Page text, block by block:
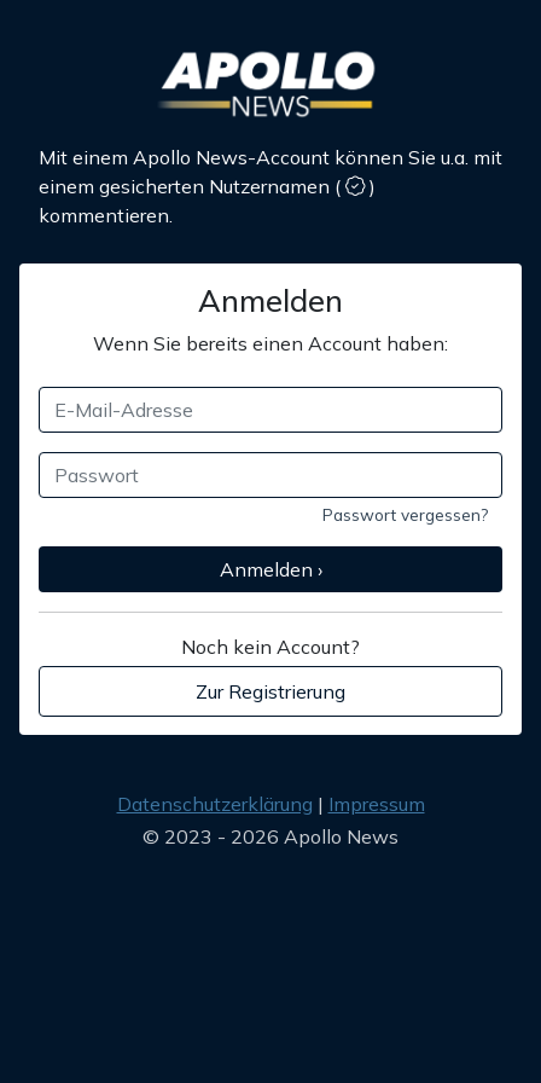
Mit einem Apollo News-Account können Sie u.a. mit
einem gesicherten Nutzernamen (
)
kommentieren.
Anmelden
Wenn Sie bereits einen Account haben:
Passwort vergessen?
Anmelden ›
Noch kein Account?
Zur Registrierung
Datenschutzerklärung
Impressum
© 2023 - 2026 Apollo News